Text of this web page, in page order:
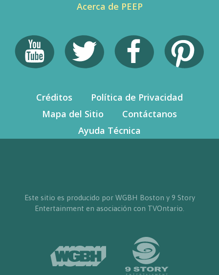
Acerca de PEEP
Créditos
Política de Privacidad
Mapa del Sitio
Contáctanos
Ayuda Técnica
Este sitio es producido por WGBH Boston y 9 Story
Entertainment en asociación con TVOntario.